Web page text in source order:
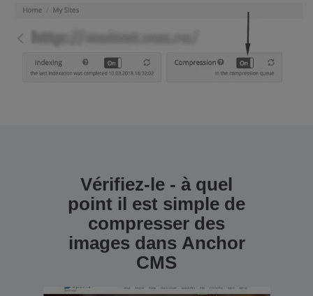
Vérifiez-le - à quel
point il est simple de
compresser des
images dans Anchor
CMS